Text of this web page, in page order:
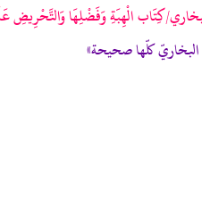
كِتَاب الْهِبَةِ وَفَضْلِهَا وَالتَّحْرِيضِ
كلّها صحيحة»